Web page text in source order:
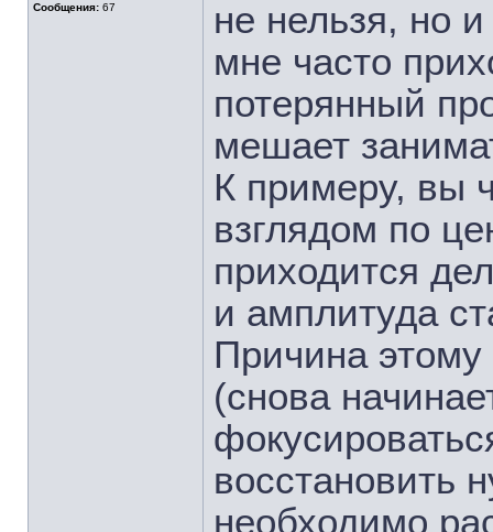
Сообщения: 67
не нельзя, но
мне часто
потерянный
мешает
К примеру, вы
взглядом по
приходится
и амплитуда
Причина
(снова
восстановить
необходимо